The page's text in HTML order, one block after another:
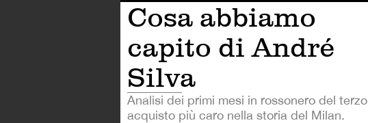
Cosa abbiamo
capito di André
Silva
Analisi dei primi mesi in rossonero del terzo
acquisto più caro nella storia del Milan.